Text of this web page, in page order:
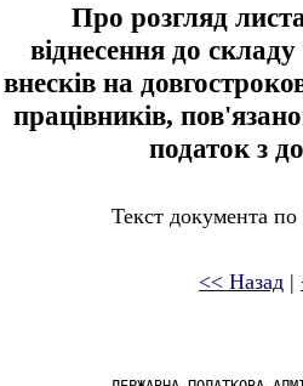
Про розгляд
віднесення до
внесків на
працівників,
податок з
Текст документа
<< Назад |